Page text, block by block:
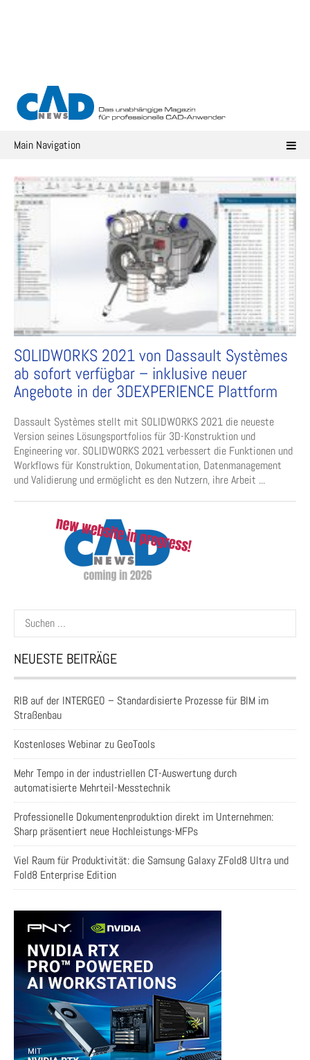
Main Navigation
SOLIDWORKS 2021 von Dassault Systèmes
ab sofort verfügbar – inklusive neuer
Angebote in der 3DEXPERIENCE Plattform
Dassault Systèmes stellt mit SOLIDWORKS 2021 die neueste
Version seines Lösungsportfolios für 3D-Konstruktion und
Engineering vor. SOLIDWORKS 2021 verbessert die Funktionen und
Workflows für Konstruktion, Dokumentation, Datenmanagement
und Validierung und ermöglicht es den Nutzern, ihre Arbeit ...
Suchen
nach:
NEUESTE BEITRÄGE
RIB auf der INTERGEO – Standardisierte Prozesse für BIM im
Straßenbau
Kostenloses Webinar zu GeoTools
Mehr Tempo in der industriellen CT-Auswertung durch
automatisierte Mehrteil-Messtechnik
Professionelle Dokumentenproduktion direkt im Unternehmen:
Sharp präsentiert neue Hochleistungs-MFPs
Viel Raum für Produktivität: die Samsung Galaxy ZFold8 Ultra und
Fold8 Enterprise Edition